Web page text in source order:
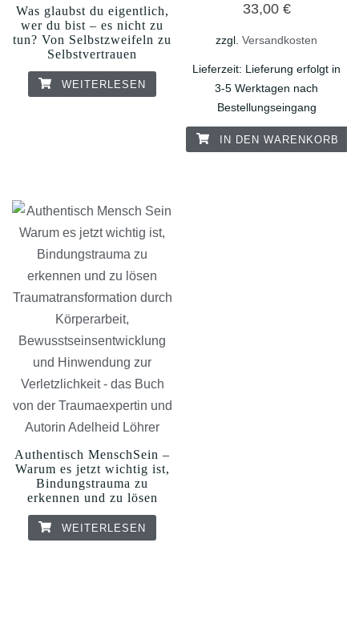
Was glaubst du eigentlich,
wer du bist – es nicht zu
tun? Von Selbstzweifeln zu
Selbstvertrauen
WEITERLESEN
33,00 €
zzgl.Versandkosten
Lieferzeit: Lieferung erfolgt in
3-5 Werktagen nach
Bestellungseingang
IN DEN WARENKORB
Authentisch MenschSein –
Warum es jetzt wichtig ist,
Bindungstrauma zu
erkennen und zu lösen
WEITERLESEN